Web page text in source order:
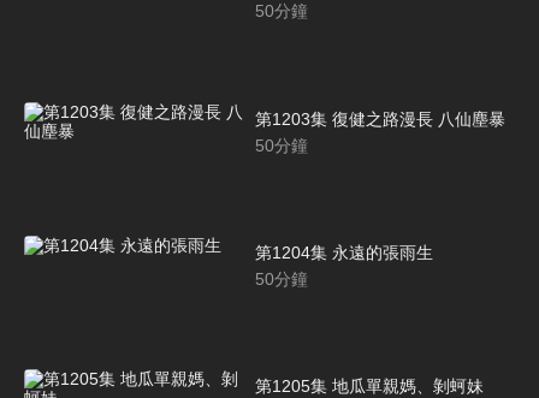
50分鐘
第1203集 復健之路漫長 八仙塵暴
50分鐘
第1204集 永遠的張雨生
50分鐘
第1205集 地瓜單親媽、剝蚵妹